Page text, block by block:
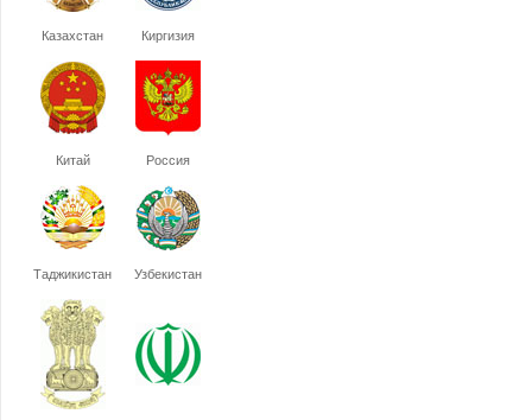
Казахстан Киргизия
Китай Россия
Таджикистан Узбекистан